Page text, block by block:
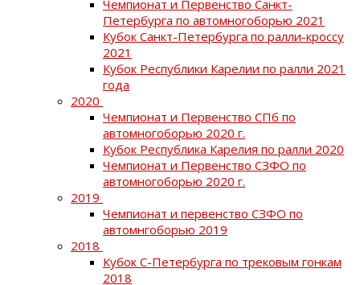
Чемпионат и Первенство Санкт-
Петербурга по автомногоборью 2021
Кубок Санкт-Петербурга по ралли-кроссу
2021
Кубок Республики Карелии по ралли 2021
года
2020
Чемпионат и Первенство СПб по
автомногоборью 2020 г.
Кубок Республика Карелия по ралли 2020
Чемпионат и Первенство СЗФО по
автомногоборью 2020 г.
2019
Чемпионат и первенство СЗФО по
автомнгоборью 2019
2018
Кубок С-Петербурга по трековым гонкам
2018